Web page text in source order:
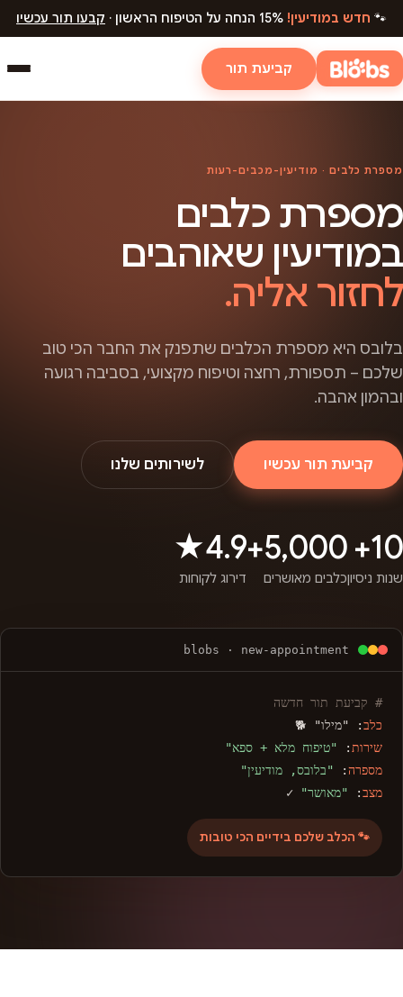
🐾 חדש במודיעין! קבעו תור עכשיו
קביעת תור
מספרת כלבים · מודיעין-מכבים-רעות
מספרת כלבים
במודיעין שאוהבים
לחזור אליה.
בלובס היא מספרת הכלבים שתפנק את החבר הכי טוב
שלכם – תספורת, רחצה וטיפוח מקצועי, בסביבה רגועה
ובהמון אהבה.
קביעת תור עכשיו לשירותים שלנו
10+
שנות ניסיון
5,000+
כלבים מאושרים
4.9★
דירוג לקוחות
blobs · new-appointment
# קביעת תור חדשה
כלב: "מילו" 🐕
שירות : "טיפוח מלא + ספא"
מספרה: "בלובס, מודיעין"
מצב: "מאושר" ✓
🐾 הכלב שלכם בידיים הכי טובות